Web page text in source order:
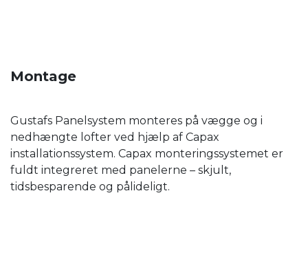
Montage
Gustafs Panelsystem monteres på vægge og i
nedhængte lofter ved hjælp af Capax
installationssystem. Capax monteringssystemet er
fuldt integreret med panelerne – skjult,
tidsbesparende og pålideligt.